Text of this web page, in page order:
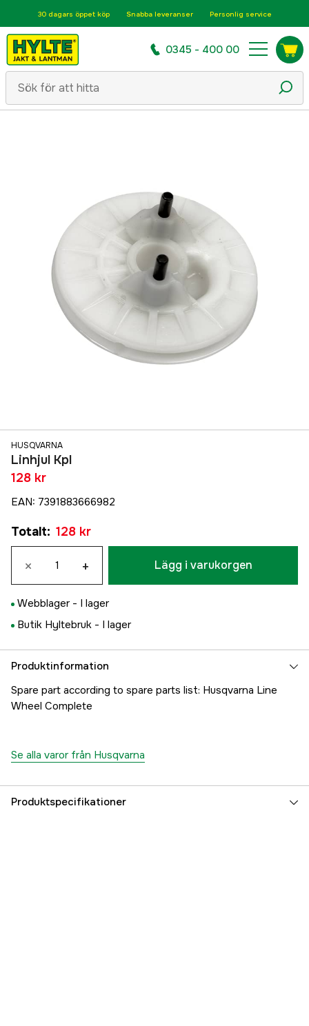
30 dagars öppet köp Snabba leveranser Personlig service
0345 - 400 00
HUSQVARNA
Linhjul Kpl
128 kr
EAN: 7391883666982
Totalt: 128 kr
× + Lägg i varukorgen
Webblager - I lager
Butik Hyltebruk - I lager
Produktinformation
Spare part according to spare parts list: Husqvarna Line
Wheel Complete
Se alla varor från Husqvarna
Produktspecifikationer